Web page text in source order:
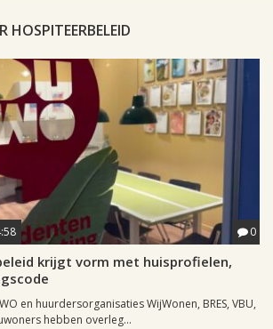
HOSPITEERBELEID
0
krijgt vorm met huisprofielen,
en huurdersorganisaties WijWonen, BRES, VBU,
hebben overleg...